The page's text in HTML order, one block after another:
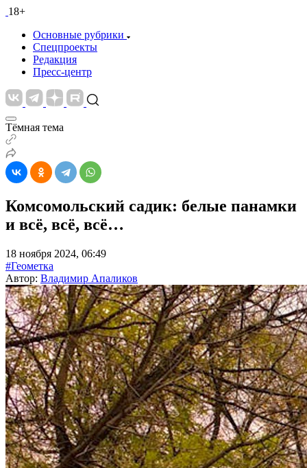
18+
Основные рубрики
Спецпроекты
Редакция
Пресс-центр
Тёмная тема
Комсомольский садик: белые панамки
и всё, всё, всё…
18 ноября 2024, 06:49
#Геометка
Автор: Владимир Апаликов